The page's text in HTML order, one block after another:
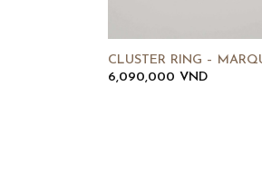
CLUSTER RING –
6,090,000 VND